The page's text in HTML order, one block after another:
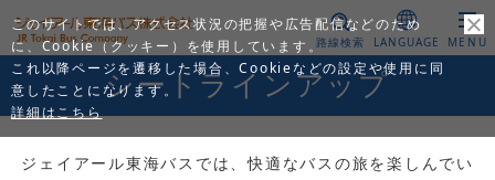
このサイトでは、アクセス状況の把握や広告配信などのため
に、Cookie（クッキー）を使用しています。
これ以降ページを遷移した場合、Cookieなどの設定や使用に同
意したことになります。
詳細はこちら
路線検索 LANGUAGE MENU
シートラインアップ
ジェイアール東海バスでは、快適なバスの旅を楽しんでい